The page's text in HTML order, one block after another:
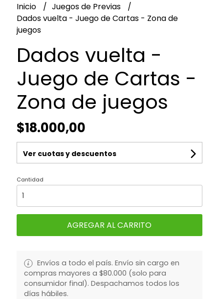
Inicio
Juegos de Previas
Dados vuelta - Juego de Cartas - Zona de
juegos
Dados vuelta -
Juego de Cartas -
Zona de juegos
$18.000,00
Ver cuotas y descuentos
Cantidad
AGREGAR AL CARRITO
Envíos a todo el país. Envío sin cargo en
compras mayores a $80.000 (solo para
consumidor final). Despachamos todos los
días hábiles.